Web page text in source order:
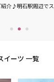
介♪明石駅周辺でス
イーツ 一覧